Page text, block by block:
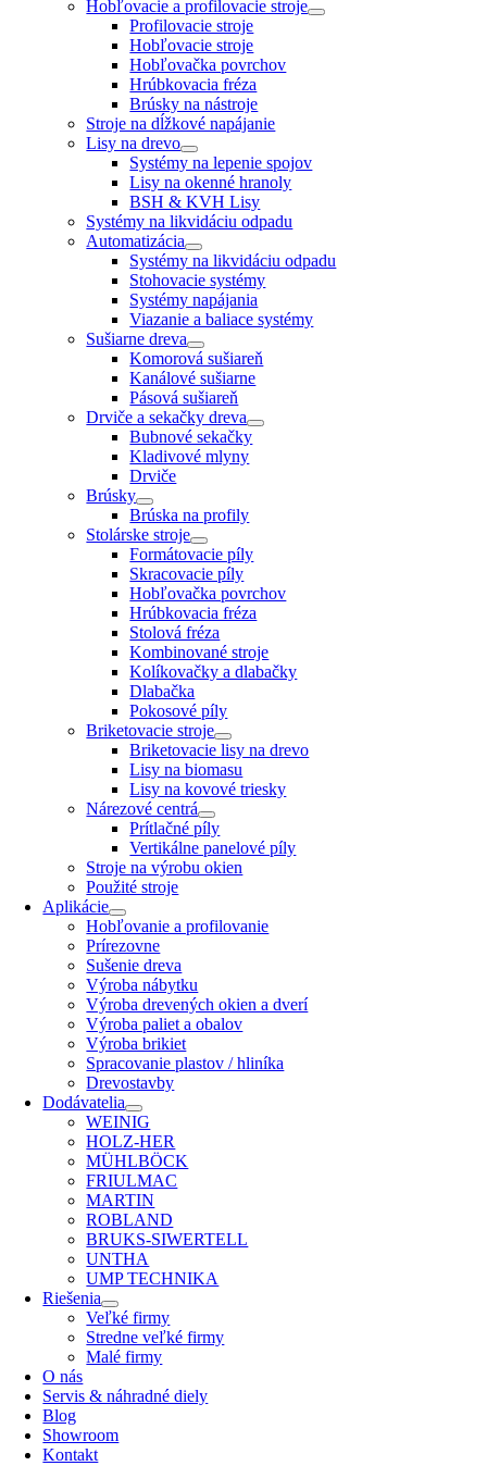
Hobľovacie a profilovacie stroje
Profilovacie stroje
Hobľovacie stroje
Hobľovačka povrchov
Hrúbkovacia fréza
Brúsky na nástroje
Stroje na dĺžkové napájanie
Lisy na drevo
Systémy na lepenie spojov
Lisy na okenné hranoly
BSH & KVH Lisy
Systémy na likvidáciu odpadu
Automatizácia
Systémy na likvidáciu odpadu
Stohovacie systémy
Systémy napájania
Viazanie a baliace systémy
Sušiarne dreva
Komorová sušiareň
Kanálové sušiarne
Pásová sušiareň
Drviče a sekačky dreva
Bubnové sekačky
Kladivové mlyny
Drviče
Brúsky
Brúska na profily
Stolárske stroje
Formátovacie píly
Skracovacie píly
Hobľovačka povrchov
Hrúbkovacia fréza
Stolová fréza
Kombinované stroje
Kolíkovačky a dlabačky
Dlabačka
Pokosové píly
Briketovacie stroje
Briketovacie lisy na drevo
Lisy na biomasu
Lisy na kovové triesky
Nárezové centrá
Prítlačné píly
Vertikálne panelové píly
Stroje na výrobu okien
Použité stroje
Aplikácie
Hobľovanie a profilovanie
Prírezovne
Sušenie dreva
Výroba nábytku
Výroba drevených okien a dverí
Výroba paliet a obalov
Výroba brikiet
Spracovanie plastov / hliníka
Drevostavby
Dodávatelia
WEINIG
HOLZ-HER
MÜHLBÖCK
FRIULMAC
MARTIN
ROBLAND
BRUKS-SIWERTELL
UNTHA
UMP TECHNIKA
Riešenia
Veľké firmy
Stredne veľké firmy
Malé firmy
O nás
Servis & náhradné diely
Blog
Showroom
Kontakt